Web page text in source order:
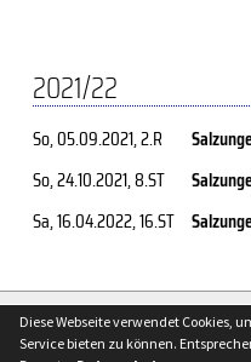
2021/22
So, 05.09.2021, 2.R
So, 24.10.2021, 8.ST
Sa, 16.04.2022, 16.ST
Diese Webseite verwendet Cookies,
Service bieten zu können.